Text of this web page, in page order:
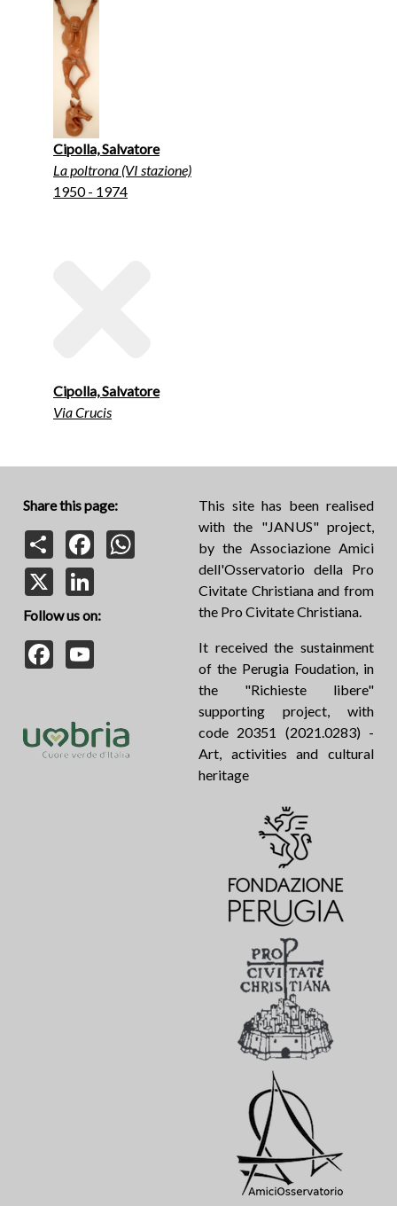
Cipolla, Salvatore
La poltrona (VI stazione)
1950 - 1974
Cipolla, Salvatore
Via Crucis
Share this page:
Share
Facebook
Follow us on:
Facebook
This site has been realised
with the "JANUS" project,
by the Associazione Amici
dell'Osservatorio della Pro
Civitate Christiana and from
the Pro Civitate Christiana.
It received the sustainment
of the Perugia Foudation, in
the "Richieste libere"
supporting project, with
code 20351 (2021.0283) -
Art, activities and cultural
heritage